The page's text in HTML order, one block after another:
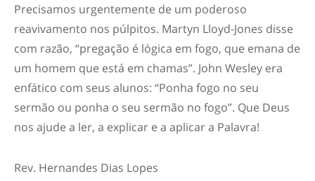
Precisamos urgentemente de um poderoso
reavivamento nos púlpitos. Martyn Lloyd-Jones disse
com razão, “pregação é lógica em fogo, que emana de
um homem que está em chamas”. John Wesley era
enfático com seus alunos: “Ponha fogo no seu
sermão ou ponha o seu sermão no fogo”. Que Deus
nos ajude a ler, a explicar e a aplicar a Palavra!
Rev. Hernandes Dias Lopes